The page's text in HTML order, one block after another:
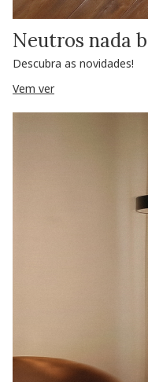
Neutros nada
Descubra as novidades!
Vem ver